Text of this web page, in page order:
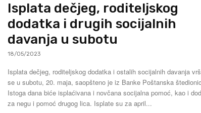
Isplata dečjeg, roditeljskog
dodatka i drugih socijalnih
davanja u subotu
18/05/2023
Isplata dečjeg, roditeljskog dodatka i ostalih socijalnih davanja
se u subotu, 20. maja, saopšteno je iz Banke Poštanska
Istoga dana biće isplaćivana i novčana socijalna pomoć, kao i
za negu i pomoć drugog lica. Isplate su za april...